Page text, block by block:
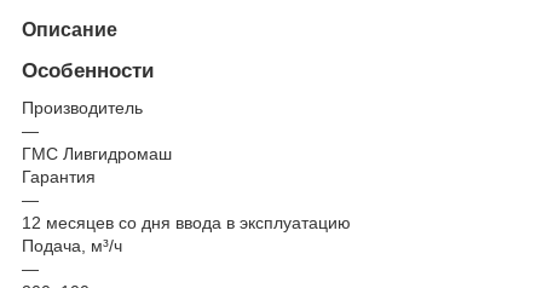
Описание
Особенности
Производитель
—
ГМС Ливгидромаш
Гарантия
—
12 месяцев со дня ввода в эксплуатацию
Подача, м³/ч
—